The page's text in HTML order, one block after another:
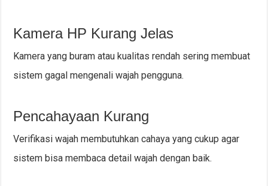
Kamera HP Kurang Jelas
Kamera yang buram atau kualitas rendah sering membuat
sistem gagal mengenali wajah pengguna.
Pencahayaan Kurang
Verifikasi wajah membutuhkan cahaya yang cukup agar
sistem bisa membaca detail wajah dengan baik.